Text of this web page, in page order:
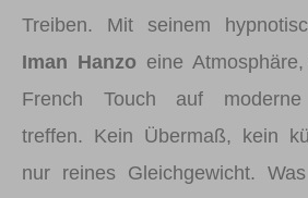
Treiben. Mit seinem
Iman Hanzo eine
French Touch auf moderne
treffen. Kein Übermaß, kein
nur reines Gleichgewicht.